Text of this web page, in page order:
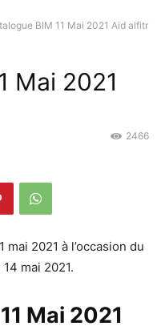
BIM 11 Mai 2021 Aid alfitr
Mai 2021
2466
2021 à l’occasion du
mai 2021.
Mai 2021